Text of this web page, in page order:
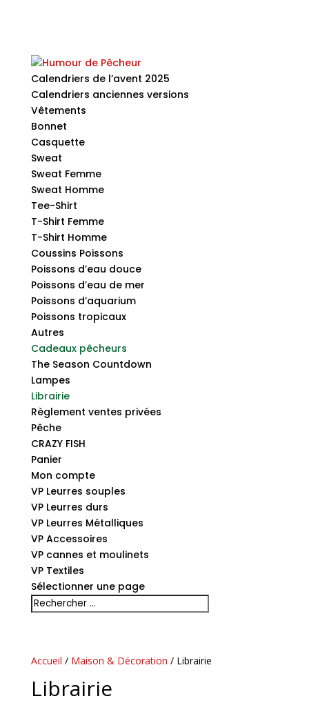
Calendriers de l’avent 2025
Calendriers anciennes versions
Vêtements
Bonnet
Casquette
Sweat
Sweat Femme
Sweat Homme
Tee-Shirt
T-Shirt Femme
T-Shirt Homme
Coussins Poissons
Poissons d’eau douce
Poissons d’eau de mer
Poissons d’aquarium
Poissons tropicaux
Autres
Cadeaux pêcheurs
The Season Countdown
Lampes
Librairie
Règlement ventes privées
Pêche
CRAZY FISH
Panier
Mon compte
VP Leurres souples
VP Leurres durs
VP Leurres Métalliques
VP Accessoires
VP cannes et moulinets
VP Textiles
Sélectionner une page
Accueil / Maison & Décoration / Librairie
Librairie